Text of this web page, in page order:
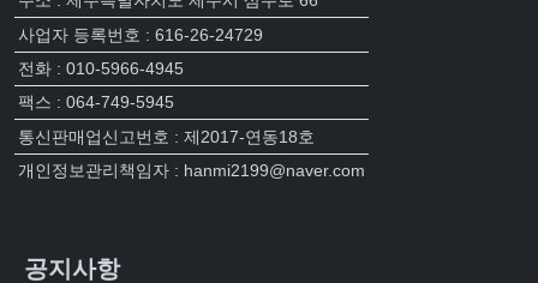
사업자 등록번호 : 616-26-24729
전화 : 010-5966-4945
팩스 : 064-749-5945
통신판매업신고번호 : 제2017-연동18호
개인정보관리책임자 : hanmi2199@naver.com
공지사항